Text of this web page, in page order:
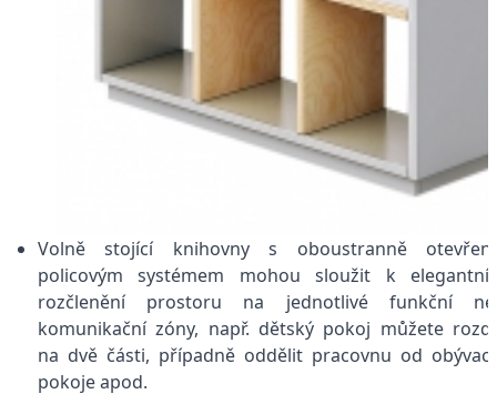
Volně stojící knihovny s oboustranně
policovým systémem mohou sloužit k
rozčlenění prostoru na jednotlivé funkční
komunikační zóny, např. dětský pokoj můžete
na dvě části, případně oddělit pracovnu od
pokoje apod.